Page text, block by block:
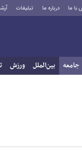
با ما درباره ما تبلیغات
جامعه بین‌الملل ورزش